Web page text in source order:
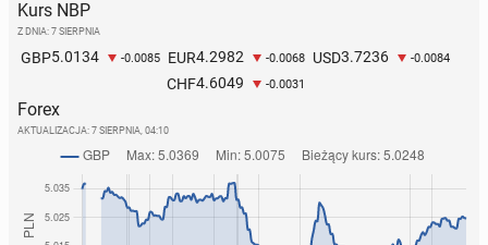
Kurs NBP
Z DNIA: 7 SIERPNIA
GBP5.0134 -0.0085 EUR4.2982 -0.0068 USD3.7236 -0.0084
CHF4.6049 -0.0031
Forex
AKTUALIZACJA: 7 SIERPNIA, 04:10